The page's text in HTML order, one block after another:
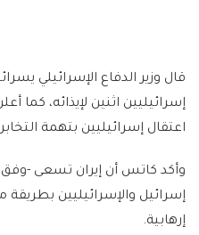
قال وزير الدفاع الإسرائيلي
إسرائيليين اثنين لإيذائه، كما
اعتقال إسرائيليين بتهمة
وأكد كاتس أن إيران تسعى -
إسرائيل والإسرائيليين
إرهابية.